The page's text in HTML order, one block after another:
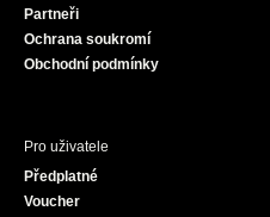
Partneři
Ochrana soukromí
Obchodní podmínky
Pro uživatele
Předplatné
Voucher